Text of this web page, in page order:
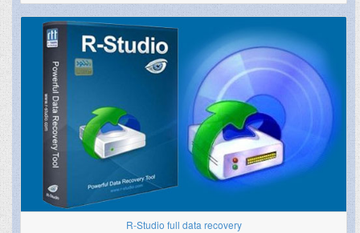
R-Studio full data recovery